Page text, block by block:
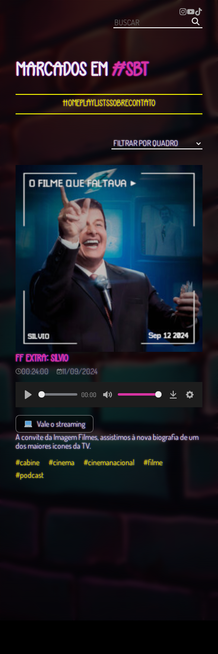
MARCADOS EM#SBT
HomePlaylistsSobreContato
FF EXTRA: SILVIO
00:24:00 11/09/2024
00:00
DownloadSettings
Vale o streaming
A convite da Imagem Filmes, assistimos à nova biografia de um
dos maiores ícones da TV.
#cabine
#cinema #cinemanacional
#filme
#podcast